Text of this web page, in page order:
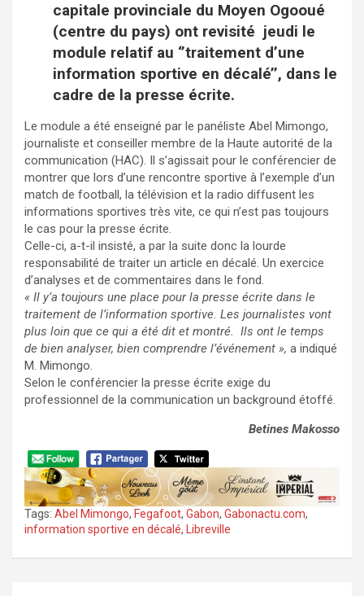
capitale provinciale du Moyen Ogooué
(centre du pays) ont revisité jeudi le
module relatif au ‘’traitement d’une
information sportive en décalé’’, dans le
cadre de la presse écrite.
Le module a été enseigné par le panéliste Abel Mimongo,
journaliste et conseiller membre de la Haute autorité de la
communication (HAC). Il s’agissait pour le conférencier de
montrer que lors d’une rencontre sportive à l’exemple d’un
match de football, la télévision et la radio diffusent les
informations sportives très vite, ce qui n’est pas toujours
le cas pour la presse écrite.
Celle-ci, a-t-il insisté, a par la suite donc la lourde
responsabilité de traiter un article en décalé. Un exercice
d’analyses et de commentaires dans le fond.
« Il y’a toujours une place pour la presse écrite dans le
traitement de l’information sportive. Les journalistes vont
plus loin que ce qui a été dit et montré. Ils ont le temps
de bien analyser, bien comprendre l’événement », a indiqué
M. Mimongo.
Selon le conférencier la presse écrite exige du
professionnel de la communication un background étoffé.
Betines Makosso
Tags: Abel Mimongo, Fegafoot, Gabon, Gabonactu.com,
information sportive en décalé, Libreville